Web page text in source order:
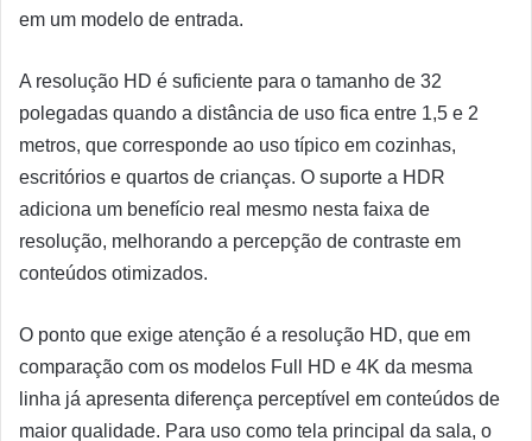
em um modelo de entrada.
A resolução HD é suficiente para o tamanho de 32
polegadas quando a distância de uso fica entre 1,5 e 2
metros, que corresponde ao uso típico em cozinhas,
escritórios e quartos de crianças. O suporte a HDR
adiciona um benefício real mesmo nesta faixa de
resolução, melhorando a percepção de contraste em
conteúdos otimizados.
O ponto que exige atenção é a resolução HD, que em
comparação com os modelos Full HD e 4K da mesma
linha já apresenta diferença perceptível em conteúdos de
maior qualidade. Para uso como tela principal da sala, o